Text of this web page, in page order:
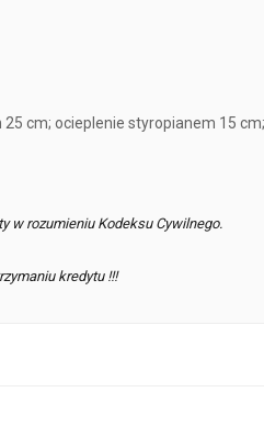
cm; ocieplenie styropianem 15 cm;
w rozumieniu Kodeksu Cywilnego.
kredytu !!!